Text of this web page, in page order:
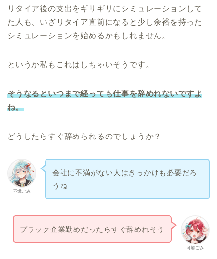
リタイア後の支出をギリギリにシミュレーションして
た人も、いざリタイア直前になると少し余裕を持った
シミュレーションを始めるかもしれません。
というか私もこれはしちゃいそうです。
そうなるといつまで経っても仕事を辞めれないですよ
ね。
どうしたらすぐ辞められるのでしょうか？
不燃ごみ
会社に不満がない人はきっかけも必要だろ
うね
可燃ごみ
ブラック企業勤めだったらすぐ辞めれそう